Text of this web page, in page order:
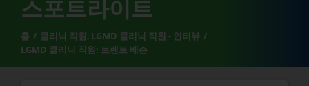
스포트라이트
홈 클리닉 직원 LGMD 클리닉 직원 - 인터뷰
LGMD 클리닉 직원: 브렌트 베슨